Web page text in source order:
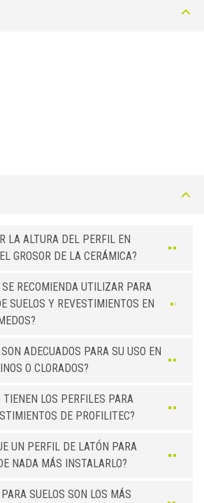
y parquet. Permite lijar el parquet sin dañar
de latón natural, lijable, ideal para la unión
PQ 10 ON
LA ALTURA DEL PERFIL EN
GROSOR DE LA CERÁMICA?
RECOMIENDA UTILIZAR PARA
SUELOS Y REVESTIMIENTOS EN
ADECUADOS PARA SU USO EN
O CLORADOS?
TIENEN LOS PERFILES PARA
DE PROFILITEC?
UN PERFIL DE LATÓN PARA
NADA MÁS INSTALARLO?
SUELOS SON LOS MÁS